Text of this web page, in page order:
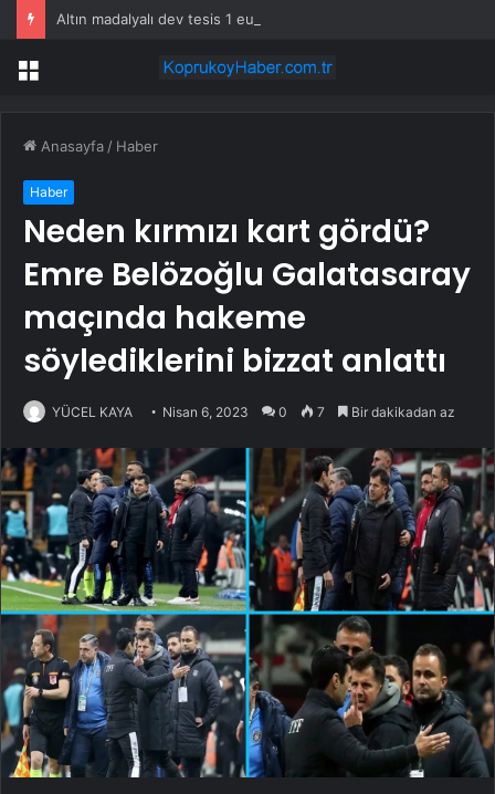
Menü
Anasayfa / Haber
Haber
Neden kırmızı kart gördü?
Emre Belözoğlu Galatasaray
maçında hakeme
söylediklerini bizzat anlattı
YÜCEL KAYA Nisan 6, 2023 0 7 Bir dakikadan az